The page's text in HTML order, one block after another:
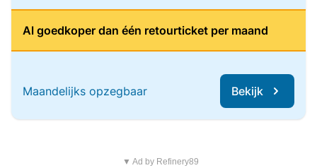
Al goedkoper dan één retourticket per maand
Maandelijks opzegbaar Bekijk
▼ Ad by Refinery89